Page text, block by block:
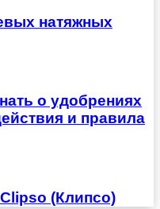
натяжных
о удобрениях
и правила
(Клипсо)